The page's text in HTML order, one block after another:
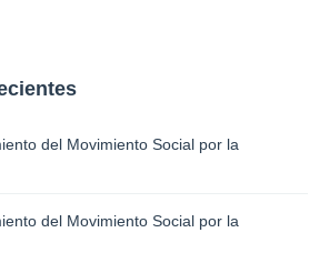
del Movimiento Social por la
del Movimiento Social por la